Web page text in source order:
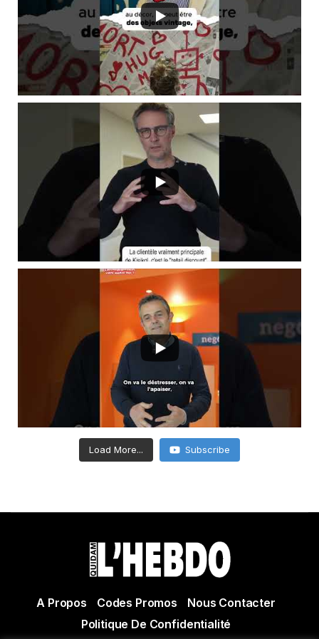
Load More... Subscribe
A Propos Codes Promos
Nous Contacter
Politique De Confidentialité